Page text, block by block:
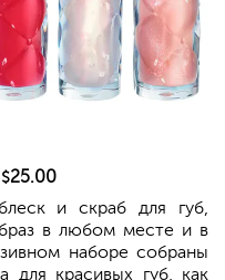
$25.00
и скраб для губ,
в любом месте и в
наборе собраны
для красивых губ, как